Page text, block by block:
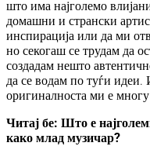
што има најголемо
домашни и странски
инспирација или да ми
но секогаш се трудам да
создадам нешто
да се водам по туѓи идеи.
оригиналноста ми е
Читај бе: Што е
како млад музичар?